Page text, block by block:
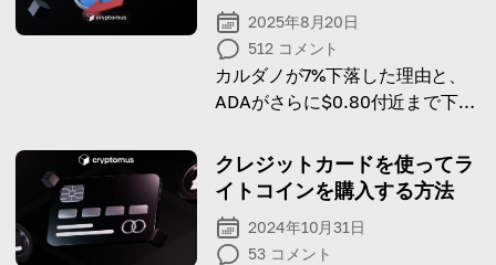
2025年8月20日
512 コメント
カルダノが7%下落した理由と、
ADAがさらに$0.80付近まで下落
クレジットカードを使ってラ
イトコインを購入する方法
2024年10月31日
53 コメント